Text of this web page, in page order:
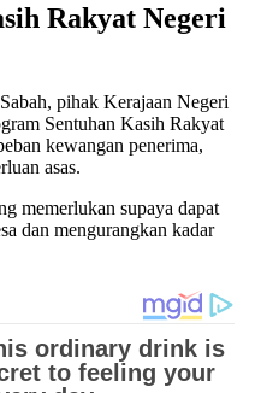
Rakyat Negeri
pihak Kerajaan Negeri
Sentuhan Kasih Rakyat
kewangan penerima,
asas.
memerlukan supaya dapat
dan mengurangkan kadar